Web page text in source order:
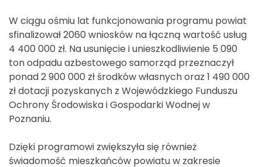
W ciągu ośmiu lat funkcjonowania programu powiat
sfinalizował 2060 wniosków na łączną wartość usług
4 400 000 zł. Na usunięcie i unieszkodliwienie 5 090
ton odpadu azbestowego samorząd przeznaczył
ponad 2 900 000 zł środków własnych oraz 1 490 000
zł dotacji pozyskanych z Wojewódzkiego Funduszu
Ochrony Środowiska i Gospodarki Wodnej w
Poznaniu.
Dzięki programowi zwiększyła się również
świadomość mieszkańców powiatu w zakresie